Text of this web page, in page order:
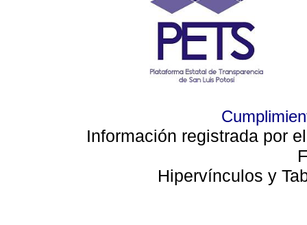
Información registrada por
Hipervínculos y